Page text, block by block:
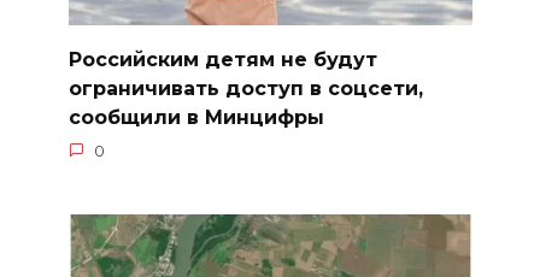
Российским детям не будут
ограничивать доступ в соцсети,
сообщили в Минцифры
0